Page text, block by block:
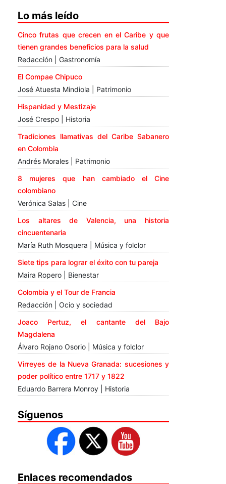
Lo más leído
Cinco frutas que crecen en el Caribe y que
tienen grandes beneficios para la salud
Redacción | Gastronomía
El Compae Chipuco
José Atuesta Mindiola | Patrimonio
Hispanidad y Mestizaje
José Crespo | Historia
Tradiciones llamativas del Caribe Sabanero
en Colombia
Andrés Morales | Patrimonio
8 mujeres que han cambiado el Cine
colombiano
Verónica Salas | Cine
Los altares de Valencia, una historia
cincuentenaria
María Ruth Mosquera | Música y folclor
Siete tips para lograr el éxito con tu pareja
Maira Ropero | Bienestar
Colombia y el Tour de Francia
Redacción | Ocio y sociedad
Joaco Pertuz, el cantante del Bajo
Magdalena
Álvaro Rojano Osorio | Música y folclor
Virreyes de la Nueva Granada: sucesiones y
poder político entre 1717 y 1822
Eduardo Barrera Monroy | Historia
Síguenos
Enlaces recomendados